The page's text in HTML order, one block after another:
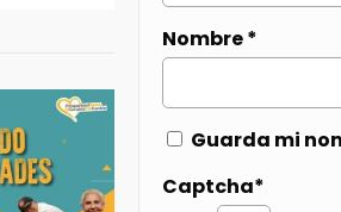
Nombre*
Guarda mi
Captcha*